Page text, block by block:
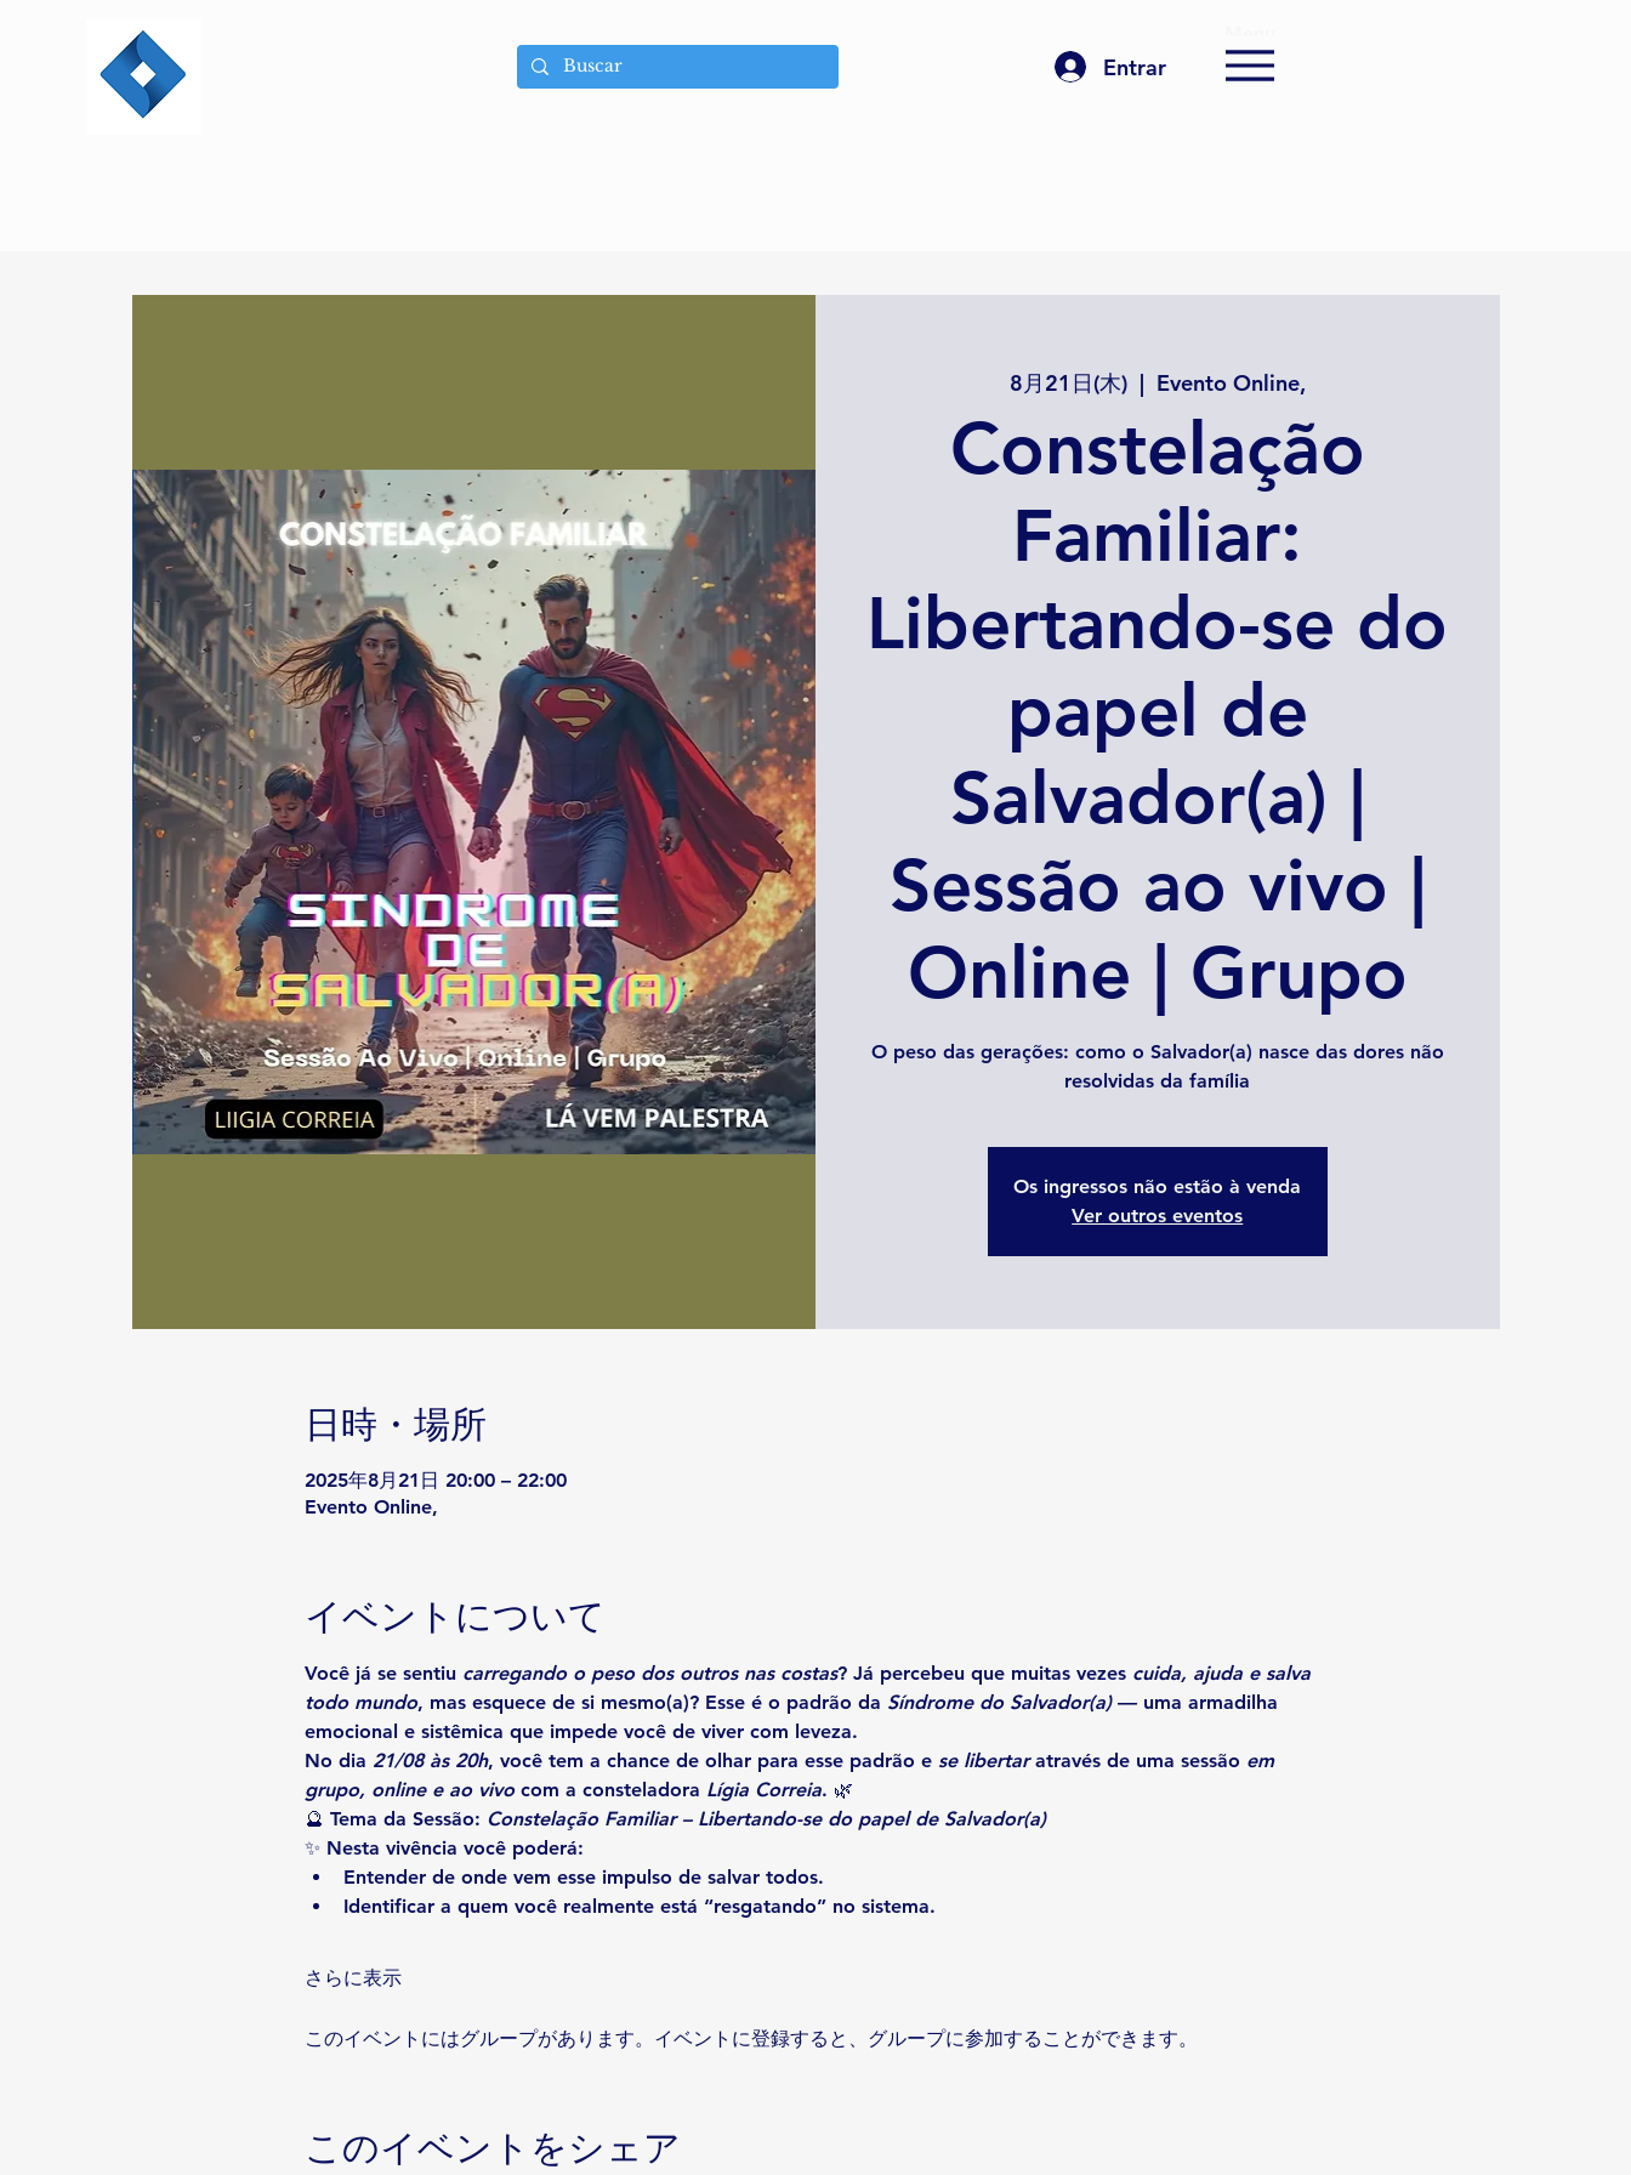
Entrar
8月21日(木)
  |
Evento Online,
Constelação
Familiar:
Libertando-se do
papel de
Salvador(a) |
Sessão ao vivo |
Online | Grupo
O peso das gerações: como o Salvador(a) nasce das dores não
resolvidas da família
Os ingressos não estão à venda
Ver outros eventos
日時・場所
2025年8月21日 20:00 – 22:00
Evento Online,
イベントについて
Você já se sentiu carregando o peso dos outros nas costas? Já percebeu que muitas vezes cuida, ajuda e salva
todo mundo, mas esquece de si mesmo(a)? Esse é o padrão da Síndrome do Salvador(a) — uma armadilha
emocional e sistêmica que impede você de viver com leveza.
No dia 21/08 às 20h, você tem a chance de olhar para esse padrão e se libertar através de uma sessão em
grupo, online e ao vivo com a consteladora Lígia Correia. 🌿
🔮 Tema da Sessão: Constelação Familiar – Libertando-se do papel de Salvador(a)
✨ Nesta vivência você poderá:
Entender de onde vem esse impulso de salvar todos.
Identificar a quem você realmente está “resgatando” no sistema.
さらに表示
このイベントにはグループがあります。イベントに登録すると、グループに参加することができます。
このイベントをシェア